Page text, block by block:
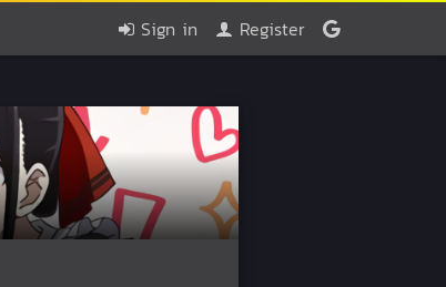
Sign in Register